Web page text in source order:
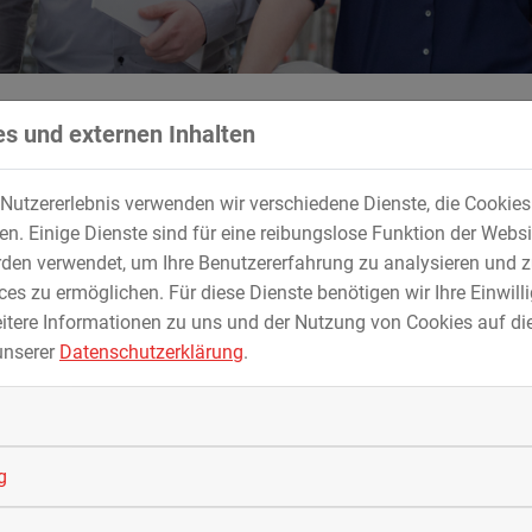
2026 auf der Rusel
in ihre finale und damit letzte Saison. Bei
der offizielle Startschuss.
Schüler der Mittelschule St. Martin in Deggendorf auf eine
aufgeteilt unterstützten sie Käpt’n Max bei der Suche nach der
An verschiedenen Stationen galt es, knifflige Rätsel zu
die entscheidenden Wortfetzen zu sammeln.
der STREICHER Personalabteilung sowie insgesamt sieben
Geschick und Teamarbeit gelang es schließlich allen
bringen und die geheime Schatzbotschaft zu entschlüsseln.
und externen Inhalten
verwenden wir verschiedene Dienste, die
Einige Dienste sind für eine reibungslose Funktion der
verwendet, um Ihre Benutzererfahrung zu analysieren und
zu ermöglichen. Für diese Dienste benötigen wir Ihre
Informationen zu uns und der Nutzung von Cookies auf
Datenschutzerklärung.